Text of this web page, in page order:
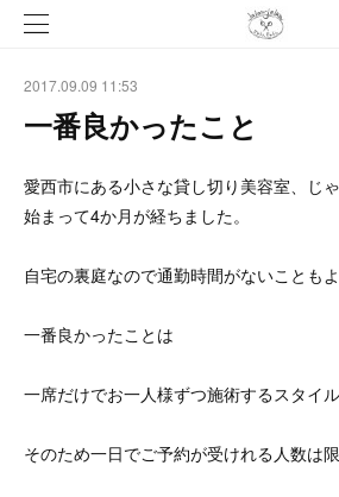
2017.09.09 11:53
一番良かったこと
愛西市にある小さな貸し切り美容室、じ
始まって4か月が経ちました。
自宅の裏庭なので通勤時間がないこともよ
一番良かったことは
一席だけでお一人様ずつ施術するスタイ
そのため一日でご予約が受けれる人数は限